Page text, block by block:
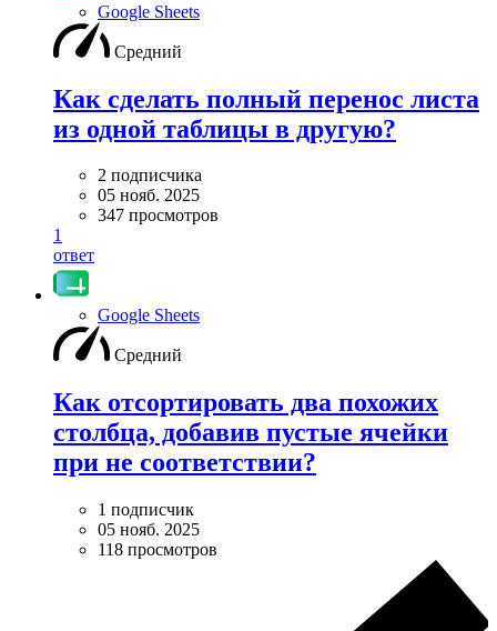
Google Sheets
Средний
Как сделать полный перенос листа
из одной таблицы в другую?
2 подписчика
05 нояб. 2025
347 просмотров
1
ответ
Google Sheets
Средний
Как отсортировать два похожих
столбца, добавив пустые ячейки
при не соответствии?
1 подписчик
05 нояб. 2025
118 просмотров